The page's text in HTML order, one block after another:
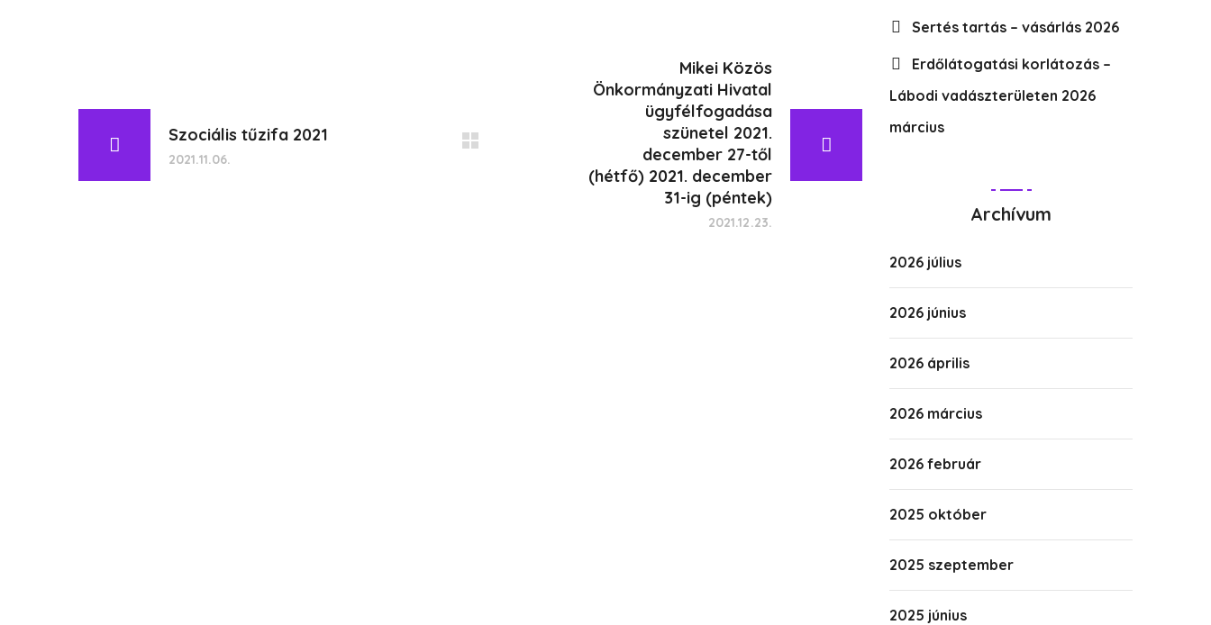
Szociális tűzifa 2021
2021.11.06.
Mikei Közös
Önkormányzati Hivatal
ügyfélfogadása
szünetel 2021.
december 27-től
(hétfő) 2021. december
31-ig (péntek)
2021.12.23.
Sertés tartás – vásárlás 2026
Erdőlátogatási korlátozás –
Lábodi vadászterületen 2026
március
Archívum
2026 július
2026 június
2026 április
2026 március
2026 február
2025 október
2025 szeptember
2025 június